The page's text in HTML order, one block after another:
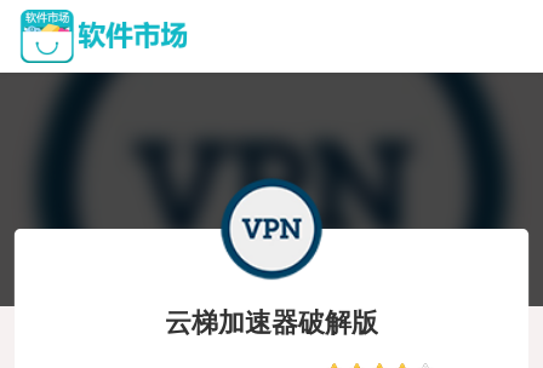
云梯加速器破解版